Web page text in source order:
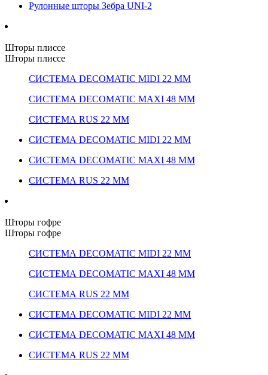
Рулонные шторы Зебра UNI-2
Шторы плиссе
Шторы плиссе
СИСТЕМА DECOMATIC MIDI 22 ММ
СИСТЕМА DECOMATIC MAXI 48 ММ
СИСТЕМА RUS 22 ММ
СИСТЕМА DECOMATIC MIDI 22 ММ
СИСТЕМА DECOMATIC MAXI 48 ММ
СИСТЕМА RUS 22 ММ
Шторы гофре
Шторы гофре
СИСТЕМА DECOMATIC MIDI 22 ММ
СИСТЕМА DECOMATIC MAXI 48 ММ
СИСТЕМА RUS 22 ММ
СИСТЕМА DECOMATIC MIDI 22 ММ
СИСТЕМА DECOMATIC MAXI 48 ММ
СИСТЕМА RUS 22 ММ